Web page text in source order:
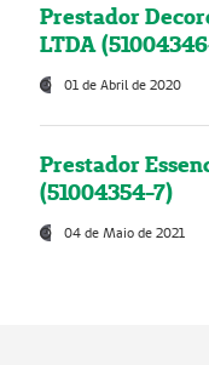
Prestador
LTDA
01 de Abril de 2020
Prestador
(51004354-7)
04 de Maio de 2021